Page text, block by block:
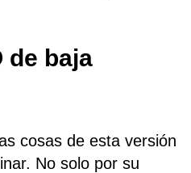
de baja
cosas de esta versión
No solo por su